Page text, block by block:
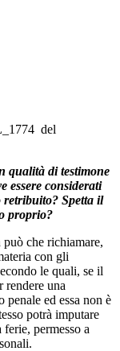
del
qualità di testimone
essere considerati
retribuito? Spetta il
proprio?
che richiamare,
con gli
le quali, se il
rendere una
ed essa non è
potrà imputare
permesso a